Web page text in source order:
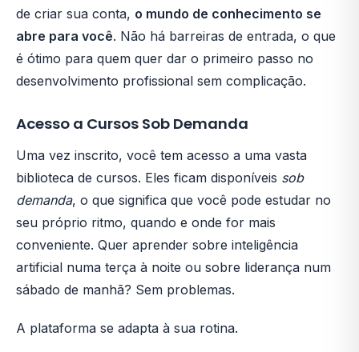
de criar sua conta, o mundo de conhecimento se
abre para você. Não há barreiras de entrada, o que
é ótimo para quem quer dar o primeiro passo no
desenvolvimento profissional sem complicação.
Acesso a Cursos Sob Demanda
Uma vez inscrito, você tem acesso a uma vasta
biblioteca de cursos. Eles ficam disponíveis sob
demanda, o que significa que você pode estudar no
seu próprio ritmo, quando e onde for mais
conveniente. Quer aprender sobre inteligência
artificial numa terça à noite ou sobre liderança num
sábado de manhã? Sem problemas.
A plataforma se adapta à sua rotina.